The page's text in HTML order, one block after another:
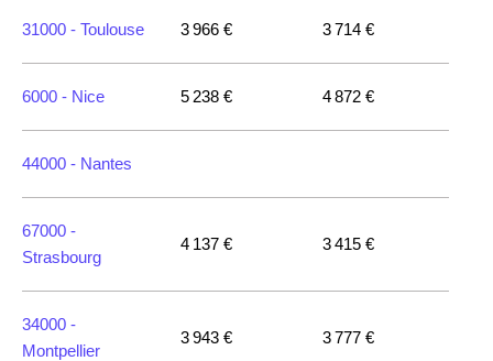
31000 - Toulouse 3 966 € 3 714 €
6000 - Nice 5 238 € 4 872 €
44000 - Nantes
67000 -
Strasbourg
4 137 € 3 415 €
34000 -
Montpellier
3 943 € 3 777 €